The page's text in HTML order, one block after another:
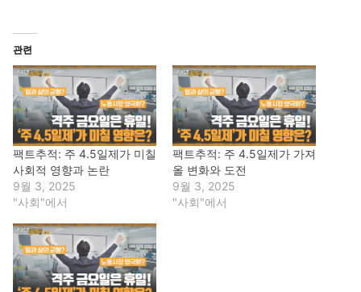
관련
팩트추적: 주 4.5일제가 미칠
사회적 영향과 논란
9월 3, 2025
"사회"에서
팩트추적: 주 4.5일제가 가져
올 변화와 도전
9월 3, 2025
"사회"에서